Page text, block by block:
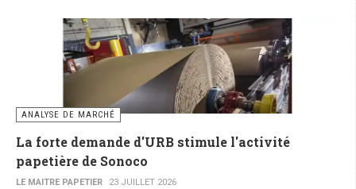
ANALYSE DE MARCHÉ
La forte demande d'URB stimule l'activité
papetière de Sonoco
LE MAITRE PAPETIER 23 JUILLET 2026